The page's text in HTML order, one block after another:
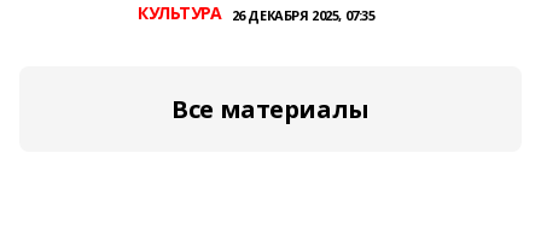
КУЛЬТУРА 26 ДЕКАБРЯ 2025, 07:35
Все материалы